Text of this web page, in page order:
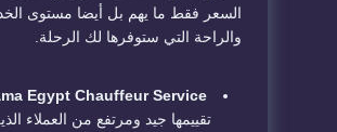
السعر فقط ما يهم بل أيضا مستوى
والراحة التي ستوفرها لك الرحلة.
تقييمها جيد ومرتفع من العملاء